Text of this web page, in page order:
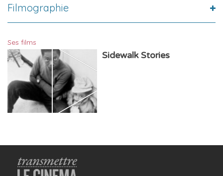
Filmographie
Ses films
Sidewalk Stories